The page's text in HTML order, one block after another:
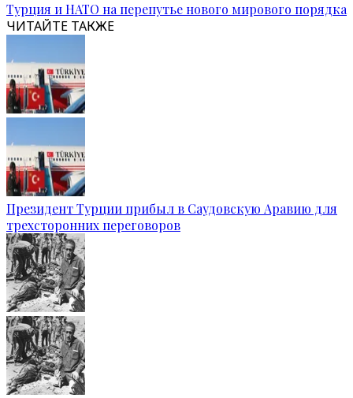
Турция и НАТО на перепутье нового мирового порядка
ЧИТАЙТЕ ТАКЖЕ
Президент Турции прибыл в Саудовскую Аравию для
трехсторонних переговоров